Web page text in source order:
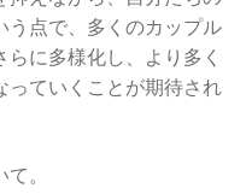
う点で、多くのカップル
に多様化し、より多く
っていくことが期待され
。